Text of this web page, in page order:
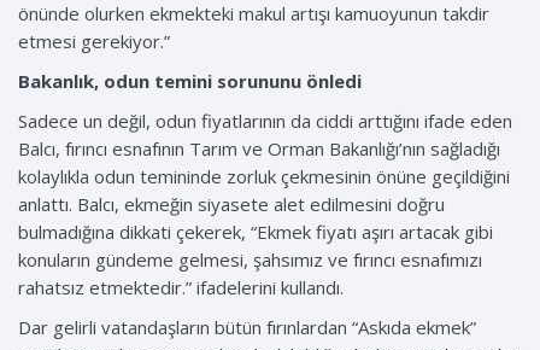
önünde olurken ekmekteki makul artışı kamuoyunun takdir
etmesi gerekiyor.”
Bakanlık, odun temini sorununu önledi
Sadece un değil, odun fiyatlarının da ciddi arttığını ifade eden
Balcı, fırıncı esnafının Tarım ve Orman Bakanlığı’nın sağladığı
kolaylıkla odun temininde zorluk çekmesinin önüne geçildiğini
anlattı. Balcı, ekmeğin siyasete alet edilmesini doğru
bulmadığına dikkati çekerek, “Ekmek fiyatı aşırı artacak gibi
konuların gündeme gelmesi, şahsımız ve fırıncı esnafımızı
rahatsız etmektedir.” ifadelerini kullandı.
Dar gelirli vatandaşların bütün fırınlardan “Askıda ekmek”